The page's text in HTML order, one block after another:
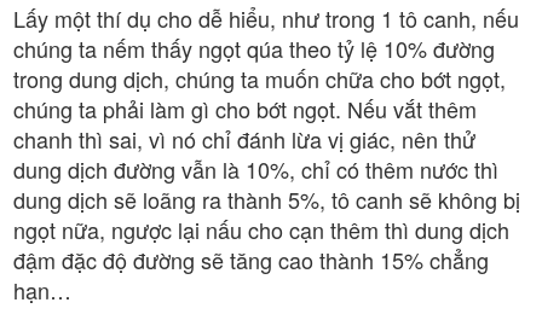
Lấy một thí dụ cho dễ hiểu, như trong 1 tô canh, nếu
chúng ta nếm thấy ngọt qúa theo tỷ lệ 10% đường
trong dung dịch, chúng ta muốn chữa cho bớt ngọt,
chúng ta phải làm gì cho bớt ngọt. Nếu vắt thêm
chanh thì sai, vì nó chỉ đánh lừa vị giác, nên thử
dung dịch đường vẫn là 10%, chỉ có thêm nước thì
dung dịch sẽ loãng ra thành 5%, tô canh sẽ không bị
ngọt nữa, ngược lại nấu cho cạn thêm thì dung dịch
đậm đặc độ đường sẽ tăng cao thành 15% chẳng
hạn…